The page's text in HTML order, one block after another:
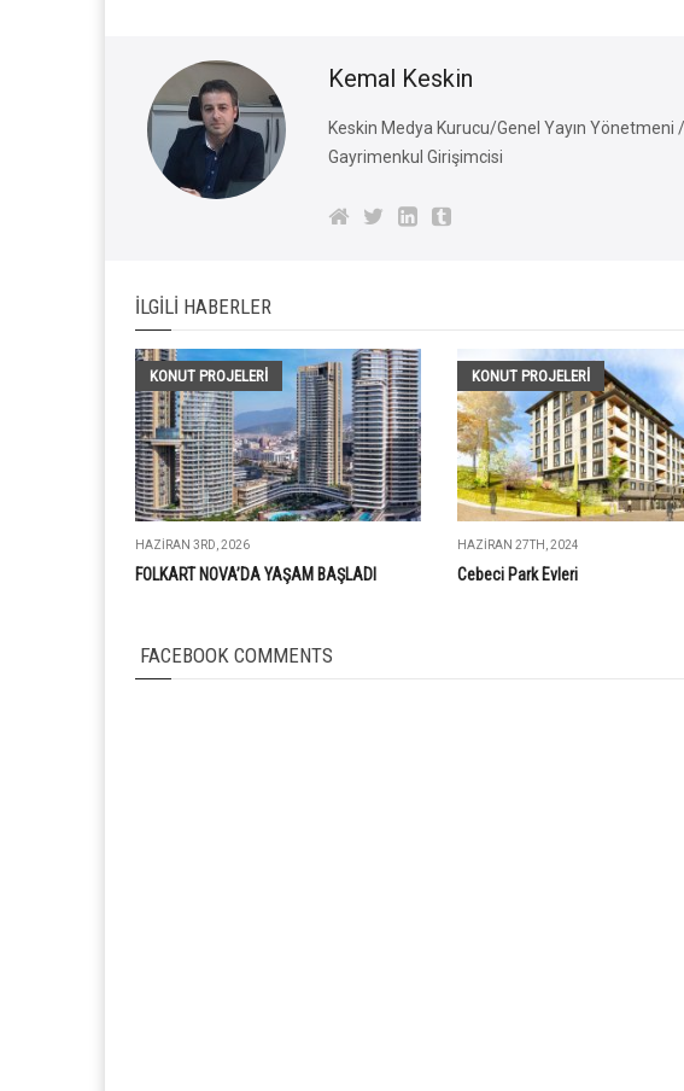
Kemal Keskin
Keskin Medya Kurucu/Genel Yayın
Gayrimenkul Girişimcisi
İLGILI HABERLER
KONUT PROJELERI
HAZIRAN 3RD, 2026
FOLKART NOVA’DA YAŞAM BAŞLADI
KONUT PROJELERI
HAZIRAN 27TH, 2024
Cebeci Park Evleri
FACEBOOK COMMENTS